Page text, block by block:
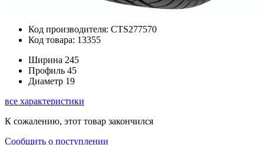
Код производителя: CTS277570
Код товара: 13355
Ширина 245
Профиль 45
Диаметр 19
все характеристики
К сожалению, этот товар закончился
Сообщить о поступлении